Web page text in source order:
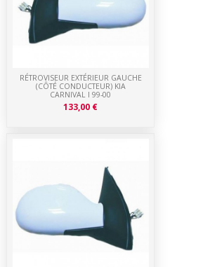
RÉTROVISEUR EXTÉRIEUR GAUCHE
(CÔTÉ CONDUCTEUR) KIA
CARNIVAL I 99-00
133,00 €